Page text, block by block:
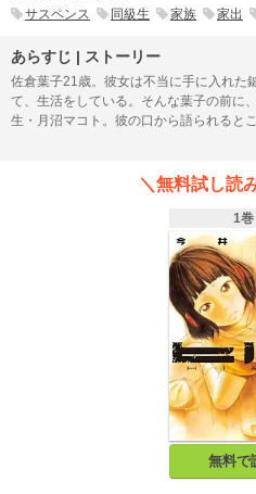
サスペンス 同級生 家族 家出
あらすじ | ストーリー
佐倉葉子21歳。彼女は不当に手に入れた
て、生活をしている。そんな葉子の前に
生・月沼マコト。彼の口から語られると
うちに「ヒル」と呼ばれる存在になっ
＼無料試し読
1巻
無料で